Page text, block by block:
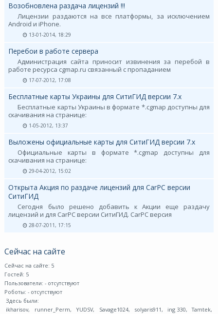
Возобновлена раздача лицензий !!!
Лицензии раздаются на все платформы, за исключением
Android и iPhone.
13-01-2014, 18:29
Перебои в работе сервера
Администрация сайта приносит извинения за перебой в
работе ресурса cgmap.ru связанный с пропаданием
17-07-2012, 17:08
Бесплатные карты Украины для СитиГИД версии 7.х
Бесплатные карты Украины в формате *.cgmap доступны для
скачивания на странице:
1-05-2012, 13:37
Выложены официальные карты для СитиГИД версии 7.х
Официальные карты в формате *.cgmap доступны для
скачивания на странице:
29-04-2012, 15:02
Открыта Акция по раздаче лицензий для CarPC версии
СитиГИД
Сегодня было решено добавить к Акции еще раздачу
лицензий и для CarPC версии СитиГИД. CarPC версия
28-07-2011, 17:15
Сейчас на сайте
Сейчас на сайте: 5
Гостей: 5
Пользователи: - отсутствуют
Роботы: - отсутствуют
Здесь были:
ikharisov, runner_Perm, YUDSV, Savage1024, solyaris911, ing 330, Tamtek,